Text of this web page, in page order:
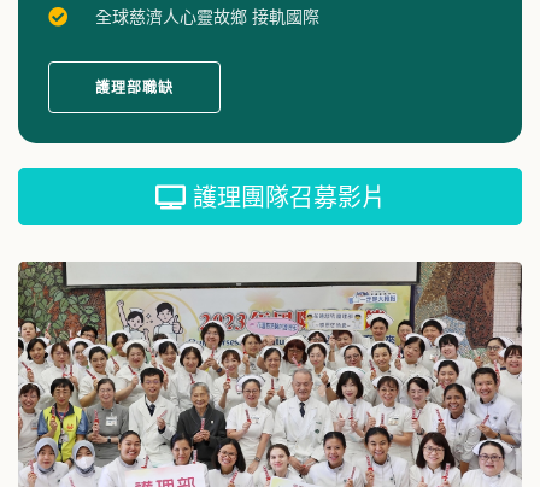
全球慈濟人心靈故鄉 接軌國際
護理部職缺
護理團隊召募影片